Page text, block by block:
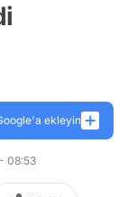
ekleyin
08:53